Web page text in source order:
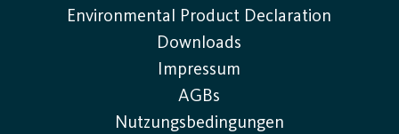
Es gibt verschiedene Methoden der Lichtsteuerung,
von einfachen Drehreglern bis hin zu
fortschrittlicher intelligenter Lichtsteuerung. Je nach
Funktion des Raumes und den jeweiligen
Anforderungen bietet jede Methode ihre eigenen
Environmental Product Declaration
Downloads
Impressum
AGBs
Nutzungsbedingungen